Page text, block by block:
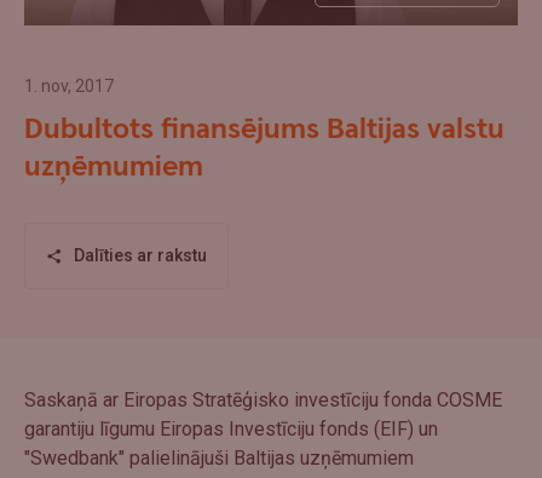
1. nov, 2017
Dubultots finansējums Baltijas valstu
uzņēmumiem
Dalīties ar rakstu
Saskaņā ar Eiropas Stratēģisko investīciju fonda COSME
garantiju līgumu Eiropas Investīciju fonds (EIF) un
"Swedbank" palielinājuši Baltijas uzņēmumiem